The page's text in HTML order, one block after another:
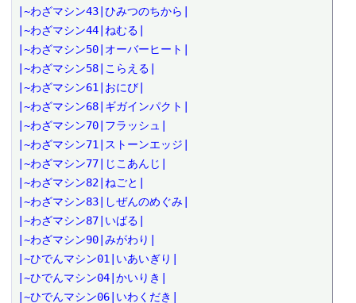
|~わざマシン43|ひみつのちから|
|~わざマシン44|ねむる|
|~わざマシン50|オーバーヒート|
|~わざマシン58|こらえる|
|~わざマシン61|おにび|
|~わざマシン68|ギガインパクト|
|~わざマシン70|フラッシュ|
|~わざマシン71|ストーンエッジ|
|~わざマシン77|じこあんじ|
|~わざマシン82|ねごと|
|~わざマシン83|しぜんのめぐみ|
|~わざマシン87|いばる|
|~わざマシン90|みがわり|
|~ひでんマシン01|いあいぎり|
|~ひでんマシン04|かいりき|
|~ひでんマシン06|いわくだき|